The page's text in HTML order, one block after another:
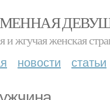
и жгучая женская
новости статьи